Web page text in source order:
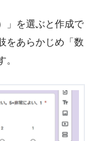
」を選ぶと作成で
をあらかじめ「数
。